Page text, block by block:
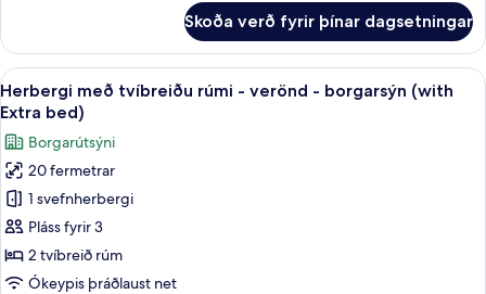
borgarsýn
(with
2
Extra
beds)
með
tvíbreiðu
rúmi
-
-
borgarsýn
(with
2
Extra
Skoða verð fyrir þínar dagsetningar
Skoða
allar
myndir
fyrir
Herbergi
með
tvíbreiðu
rúmi
-
Míníbar, skrifborð, vinnuaðstaða
5
Herbergi með tvíbreiðu rúmi - verönd - borgarsýn (with
Extra bed)
Borgarútsýni
20 fermetrar
1 svefnherbergi
Pláss fyrir 3
2 tvíbreið rúm
Ókeypis þráðlaust net